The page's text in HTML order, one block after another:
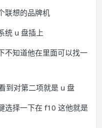
联想的品牌机
统 u 盘插上
不知道他在里面可以找一
到对第二项就是 u 盘
选择一下在 f10 这他就是